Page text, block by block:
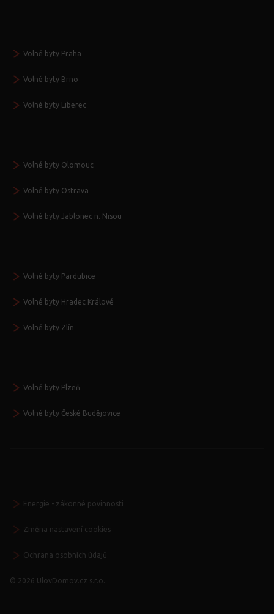
Volné byty Praha
Volné byty Brno
Volné byty Liberec
Volné byty Olomouc
Volné byty Ostrava
Volné byty Jablonec n. Nisou
Volné byty Pardubice
Volné byty Hradec Králové
Volné byty Zlín
Volné byty Plzeň
Volné byty České Budějovice
Energie - zákonné povinnosti
Změna nastavení cookies
Ochrana osobních údajů
© 2026 UlovDomov.cz s.r.o.